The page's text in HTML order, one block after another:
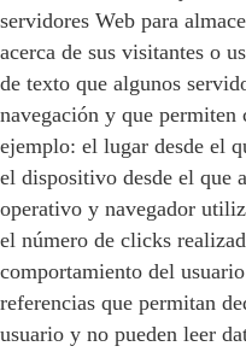
servidores Web para
acerca de sus visitantes o
de texto que algunos
navegación y que
ejemplo: el lugar desde el
el dispositivo desde el que
operativo y navegador
el número de clicks
comportamiento del
referencias que permitan
usuario y no pueden leer